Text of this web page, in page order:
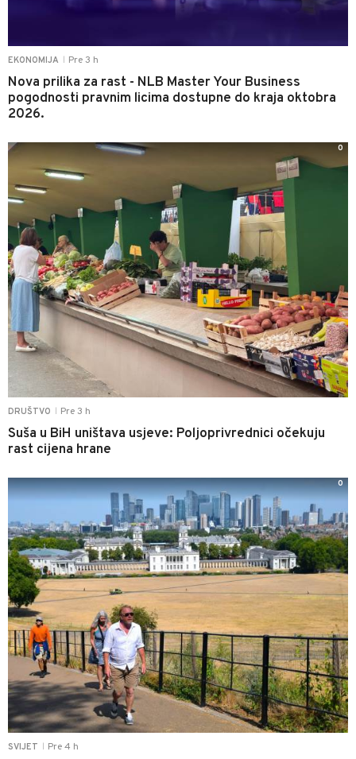
EKONOMIJA Pre 3 h
Nova prilika za rast - NLB Master Your Business
pogodnosti pravnim licima dostupne do kraja oktobra
2026.
DRUŠTVO Pre 3 h
Suša u BiH uništava usjeve: Poljoprivrednici očekuju
rast cijena hrane
0
SVIJET Pre 4 h
0